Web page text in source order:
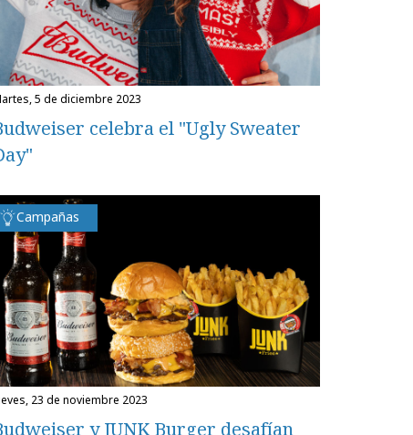
martes, 5 de diciembre 2023
celebra el "Ugly Sweater
Campañas
23 de noviembre 2023
y JUNK Burger desafían